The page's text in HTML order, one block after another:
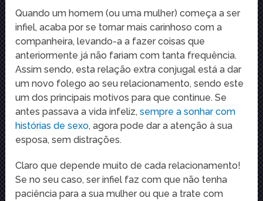
Quando um homem (ou uma mulher) começa a ser
infiel, acaba por se tornar mais carinhoso com a
companheira, levando-a a fazer coisas que
anteriormente já não fariam com tanta frequência.
Assim sendo, esta relação extra conjugal está a dar
um novo folego ao seu relacionamento, sendo este
um dos principais motivos para que continue. Se
antes passava a vida infeliz,sempre a sonhar com
histórias de sexo, agora pode dar a atenção à sua
esposa, sem distrações.
Claro que depende muito de cada relacionamento!
Se no seu caso, ser infiel faz com que não tenha
paciência para a sua mulher ou que a trate com